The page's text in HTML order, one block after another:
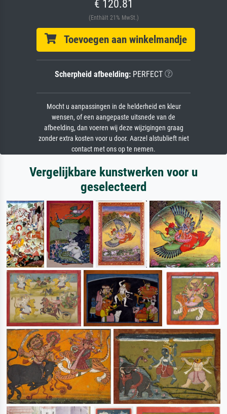
€ 120.81
(Enthält 21% MwSt.)
Toevoegen aan winkelmandje
Scherpheid afbeelding:PERFECT
Mocht u aanpassingen in de helderheid en kleur
wensen, of een aangepaste uitsnede van de
afbeelding, dan voeren wij deze wijzigingen graag
zonder extra kosten voor u door. Aarzel alstublieft niet
contact met ons op te nemen.
Vergelijkbare kunstwerken voor u
geselecteerd